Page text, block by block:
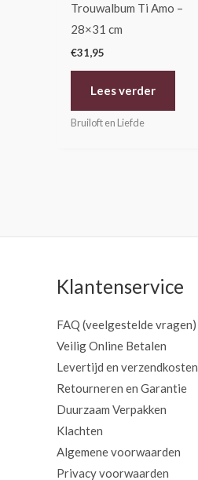
Trouwalbum Ti Amo –
28×31 cm
€31,95
Lees verder
Bruiloft en Liefde
Klantenservice
FAQ (veelgestelde vragen)
Veilig Online Betalen
Levertijd en verzendkosten
Retourneren en Garantie
Duurzaam Verpakken
Klachten
Algemene voorwaarden
Privacy voorwaarden